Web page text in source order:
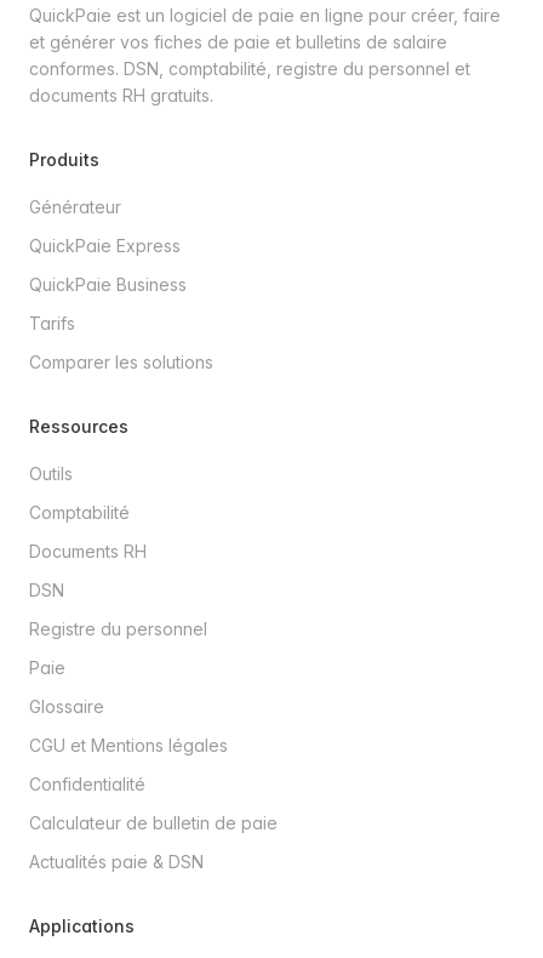
QuickPaie est un logiciel de paie en ligne pour créer, faire
et générer vos fiches de paie et bulletins de salaire
conformes. DSN, comptabilité, registre du personnel et
documents RH gratuits.
Produits
Générateur
QuickPaie Express
QuickPaie Business
Tarifs
Comparer les solutions
Ressources
Outils
Comptabilité
Documents RH
DSN
Registre du personnel
Paie
Glossaire
CGU et Mentions légales
Confidentialité
Calculateur de bulletin de paie
Actualités paie & DSN
Applications